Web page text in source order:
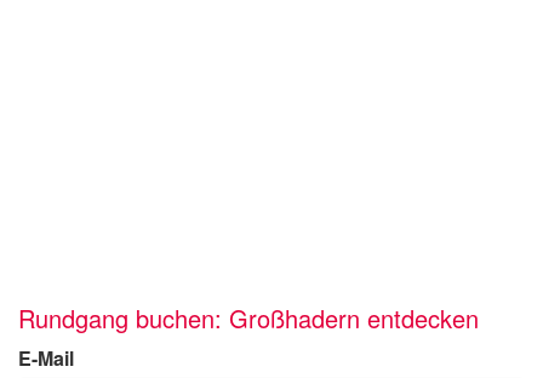
Rundgang buchen: Großhadern entdecken
E-Mail